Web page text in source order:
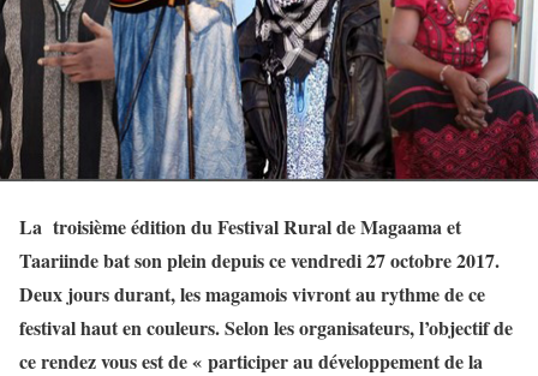
La troisième édition du Festival Rural de Magaama et
Taariinde bat son plein depuis ce vendredi 27 octobre 2017.
Deux jours durant, les magamois vivront au rythme de ce
festival haut en couleurs. Selon les organisateurs, l’objectif de
ce rendez vous est de « participer au développement de la